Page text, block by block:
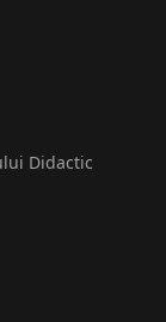
Didactic